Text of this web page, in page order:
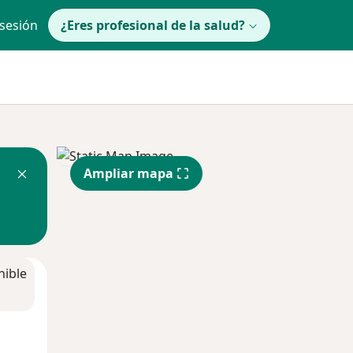
¿Eres profesional de la salud?
Ampliar mapa